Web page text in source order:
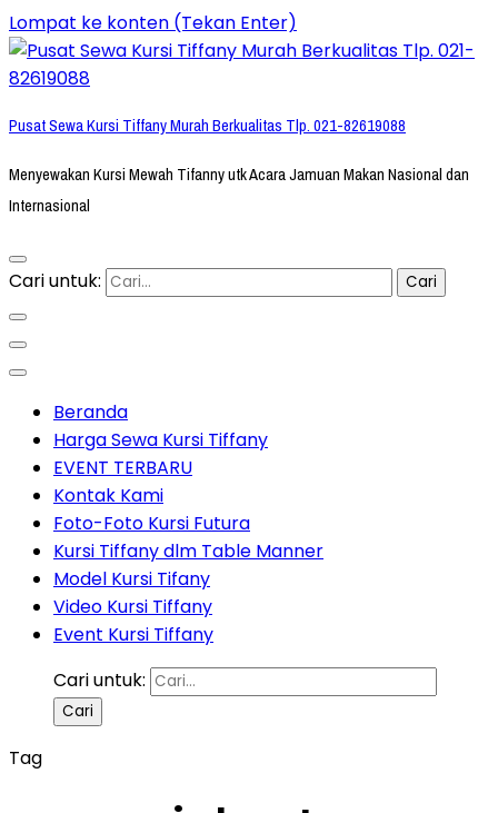
Lompat ke konten (Tekan Enter)
Pusat Sewa Kursi Tiffany Murah Berkualitas Tlp. 021-82619088
Menyewakan Kursi Mewah Tifanny utk Acara Jamuan Makan Nasional dan
Internasional
Cari untuk:
Beranda
Harga Sewa Kursi Tiffany
EVENT TERBARU
Kontak Kami
Foto-Foto Kursi Futura
Kursi Tiffany dlm Table Manner
Model Kursi Tifany
Video Kursi Tiffany
Event Kursi Tiffany
Cari untuk:
Tag